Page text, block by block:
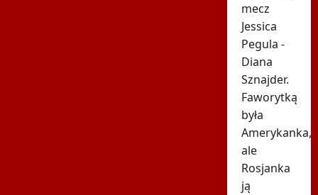
mecz
Jessica
Pegula -
Diana
Sznajder.
Faworytką
była
Amerykanka,
ale
Rosjanka
ją